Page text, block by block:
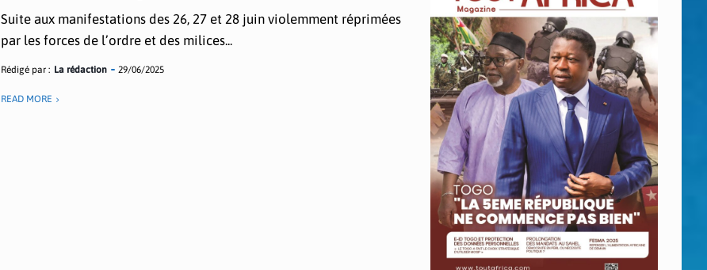
Suite aux manifestations des 26, 27 et 28 juin violemment réprimées
par les forces de l’ordre et des milices...
Rédigé par : La rédaction 29/06/2025
READ MORE